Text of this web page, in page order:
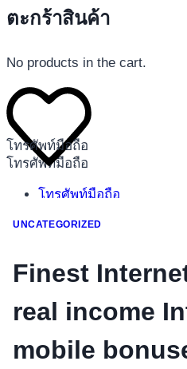
โทรศัพท์มือถือ
โทรศัพท์มือถือ
โทรศัพท์มือถือ
ตะกร้าสินค้า
No products in the cart.
UNCATEGORIZED
Finest
real income
mobile